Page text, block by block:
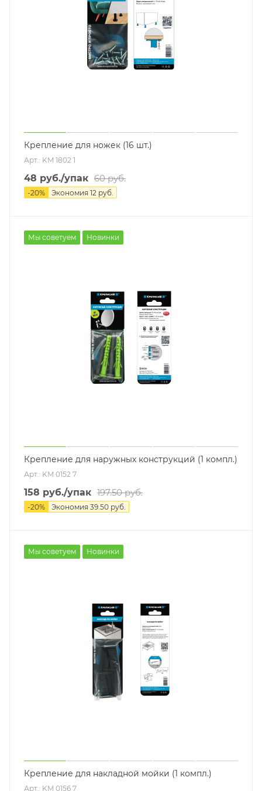
Крепление для ножек (16 шт.)
Арт.: KM 1802 1
48 руб./упак 60руб.
-20% Экономия 12 руб.
Мы советуем Новинки
Крепление для наружных конструкций (1 компл.)
Арт.: KM 0152 7
158 руб./упак 197.50руб.
-20% Экономия 39.50 руб.
Мы советуем Новинки
Крепление для накладной мойки (1 компл.)
Арт.: KM 0156 7